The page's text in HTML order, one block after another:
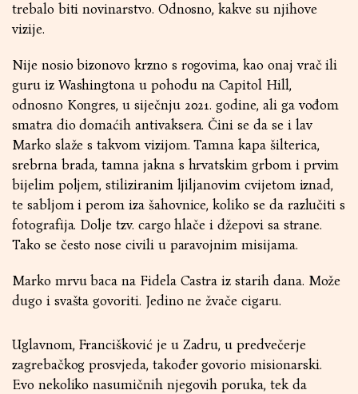
trebalo biti novinarstvo. Odnosno, kakve su njihove
vizije.
Nije nosio bizonovo krzno s rogovima, kao onaj vrač ili
guru iz Washingtona u pohodu na Capitol Hill,
odnosno Kongres, u siječnju 2021. godine, ali ga vođom
smatra dio domaćih antivaksera. Čini se da se i lav
Marko slaže s takvom vizijom. Tamna kapa šilterica,
srebrna brada, tamna jakna s hrvatskim grbom i prvim
bijelim poljem, stiliziranim ljiljanovim cvijetom iznad,
te sabljom i perom iza šahovnice, koliko se da razlučiti s
fotografija. Dolje tzv. cargo hlače i džepovi sa strane.
Tako se često nose civili u paravojnim misijama.
Marko mrvu baca na Fidela Castra iz starih dana. Može
dugo i svašta govoriti. Jedino ne žvače cigaru.
Uglavnom, Francišković je u Zadru, u predvečerje
zagrebačkog prosvjeda, također govorio misionarski.
Evo nekoliko nasumičnih njegovih poruka, tek da